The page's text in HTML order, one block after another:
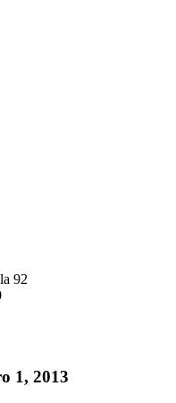
92
1, 2013